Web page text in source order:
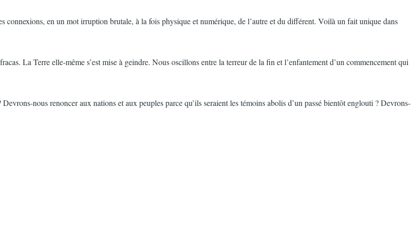
connexions, en un mot irruption brutale, à la fois physique et numérique, de l’autre et du différent. Voilà un fait unique dans
La Terre elle-même s’est mise à geindre. Nous oscillons entre la terreur de la fin et l’enfantement d’un commencement qui
nous renoncer aux nations et aux peuples parce qu’ils seraient les témoins abolis d’un passé bientôt englouti ? Devrons-